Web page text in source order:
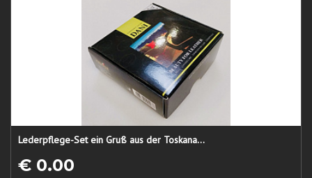
Lederpflege-Set ein Gruß aus der Toskana...
€ 0.00